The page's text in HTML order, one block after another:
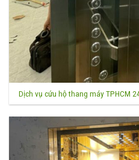
Dịch vụ cứu hộ thang máy TPHCM